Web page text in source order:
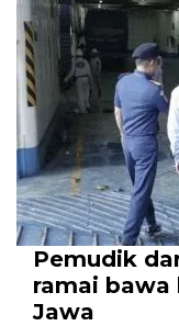
Pemudik
ramai bawa
Jawa